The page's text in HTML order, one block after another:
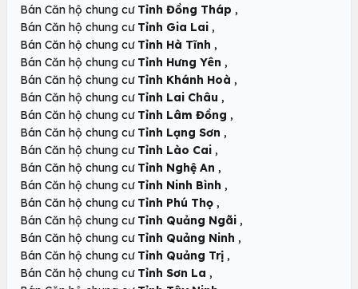
Bán Căn hộ chung cư Tỉnh Đồng Tháp ,
Bán Căn hộ chung cư Tỉnh Gia Lai ,
Bán Căn hộ chung cư Tỉnh Hà Tĩnh ,
Bán Căn hộ chung cư Tỉnh Hưng Yên ,
Bán Căn hộ chung cư Tỉnh Khánh Hoà ,
Bán Căn hộ chung cư Tỉnh Lai Châu ,
Bán Căn hộ chung cư Tỉnh Lâm Đồng ,
Bán Căn hộ chung cư Tỉnh Lạng Sơn ,
Bán Căn hộ chung cư Tỉnh Lào Cai ,
Bán Căn hộ chung cư Tỉnh Nghệ An ,
Bán Căn hộ chung cư Tỉnh Ninh Bình ,
Bán Căn hộ chung cư Tỉnh Phú Thọ ,
Bán Căn hộ chung cư Tỉnh Quảng Ngãi ,
Bán Căn hộ chung cư Tỉnh Quảng Ninh ,
Bán Căn hộ chung cư Tỉnh Quảng Trị ,
Bán Căn hộ chung cư Tỉnh Sơn La ,